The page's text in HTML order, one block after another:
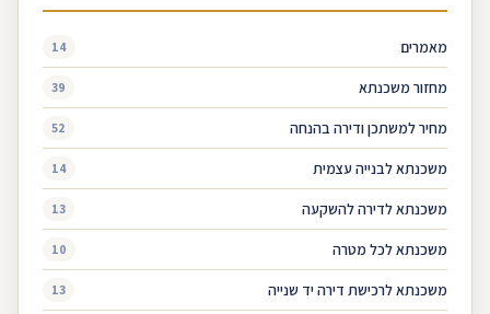
מאמרים 14
מחזור משכנתא 39
מחיר למשתכן ודירה בהנחה 52
משכנתא לבנייה עצמית 14
משכנתא לדירה להשקעה 13
משכנתא לכל מטרה 10
משכנתא לרכישת דירה יד שנייה 13